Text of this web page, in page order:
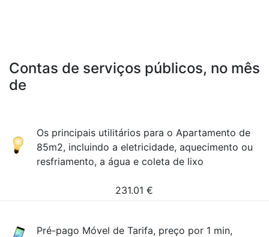
Contas de serviços públicos, no mês
de
Os principais utilitários para o Apartamento de
85m2, incluindo a eletricidade, aquecimento ou
resfriamento, a água e coleta de lixo
231.01 €
Pré-pago Móvel de Tarifa, preço por 1 min,